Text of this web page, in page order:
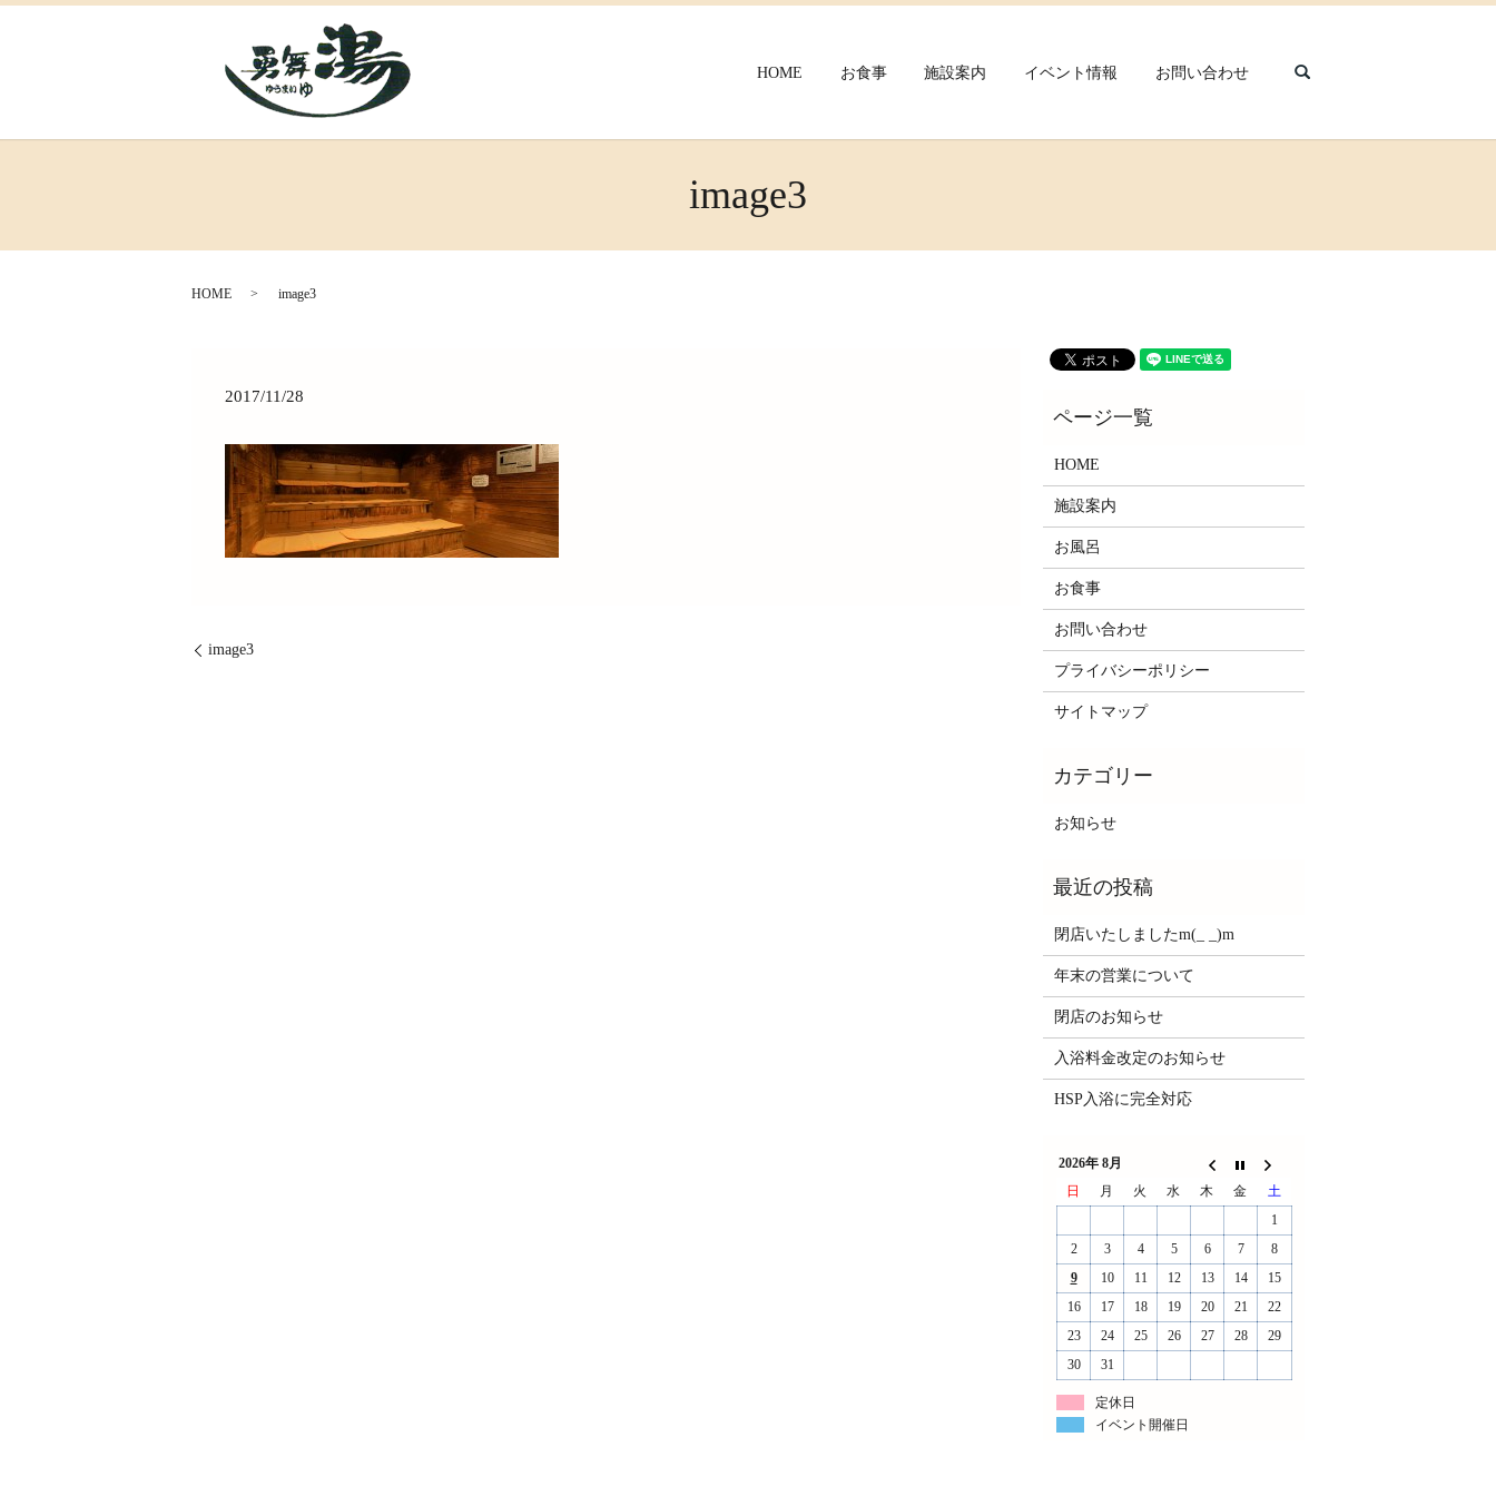
HOME お食事 施設案内 イベント情報 お問い合わせ
image3
HOME image3
2017/11/28
image3
HOME
施設案内
お風呂
お食事
お問い合わせ
プライバシーポリシー
サイトマップ
お知らせ
閉店いたしましたm(_ _)m
年末の営業について
閉店のお知らせ
入浴料金改定のお知らせ
HSP入浴に完全対応
2026年 8月
日
月 火 水 木 金
土
1
2
3 4 5 6 7
8
9
10 11 12 13 14
15
16
17 18 19 20 21
22
23
24 25 26 27 28
29
30
31
定休日
イベント開催日